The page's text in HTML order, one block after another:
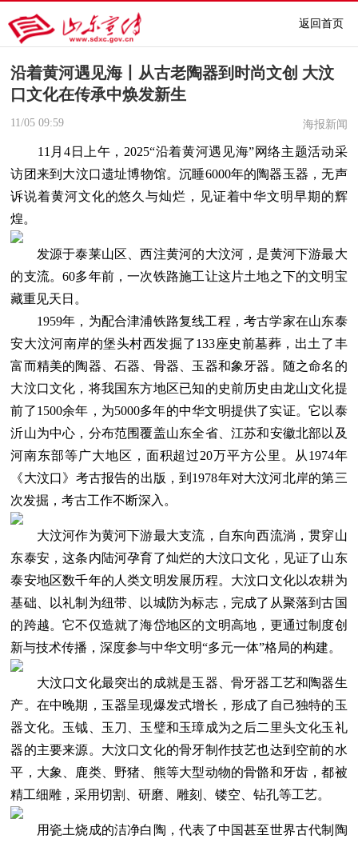
返回首页
沿着黄河遇见海丨从古老陶器到时尚文创 大汶
口文化在传承中焕发新生
11/05 09:59 海报新闻
11月4日上午，2025“沿着黄河遇见海”网络主题活动采
访团来到大汶口遗址博物馆。沉睡6000年的陶器玉器，无声
诉说着黄河文化的悠久与灿烂，见证着中华文明早期的辉
煌。
发源于泰莱山区、西注黄河的大汶河，是黄河下游最大
的支流。60多年前，一次铁路施工让这片土地之下的文明宝
藏重见天日。
1959年，为配合津浦铁路复线工程，考古学家在山东泰
安大汶河南岸的堡头村西发掘了133座史前墓葬，出土了丰
富而精美的陶器、石器、骨器、玉器和象牙器。随之命名的
大汶口文化，将我国东方地区已知的史前历史由龙山文化提
前了1500余年，为5000多年的中华文明提供了实证。它以泰
沂山为中心，分布范围覆盖山东全省、江苏和安徽北部以及
河南东部等广大地区，面积超过20万平方公里。从1974年
《大汶口》考古报告的出版，到1978年对大汶河北岸的第三
次发掘，考古工作不断深入。
大汶河作为黄河下游最大支流，自东向西流淌，贯穿山
东泰安，这条内陆河孕育了灿烂的大汶口文化，见证了山东
泰安地区数千年的人类文明发展历程。大汶口文化以农耕为
基础、以礼制为纽带、以城防为标志，完成了从聚落到古国
的跨越。它不仅造就了海岱地区的文明高地，更通过制度创
新与技术传播，深度参与中华文明“多元一体”格局的构建。
大汶口文化最突出的成就是玉器、骨牙器工艺和陶器生
产。在中晚期，玉器呈现爆发式增长，形成了自己独特的玉
器文化。玉钺、玉刀、玉璧和玉璋成为之后二里头文化玉礼
器的主要来源。大汶口文化的骨牙制作技艺也达到空前的水
平，大象、鹿类、野猪、熊等大型动物的骨骼和牙齿，都被
精工细雕，采用切割、研磨、雕刻、镂空、钻孔等工艺。
用瓷土烧成的洁净白陶，代表了中国甚至世界古代制陶